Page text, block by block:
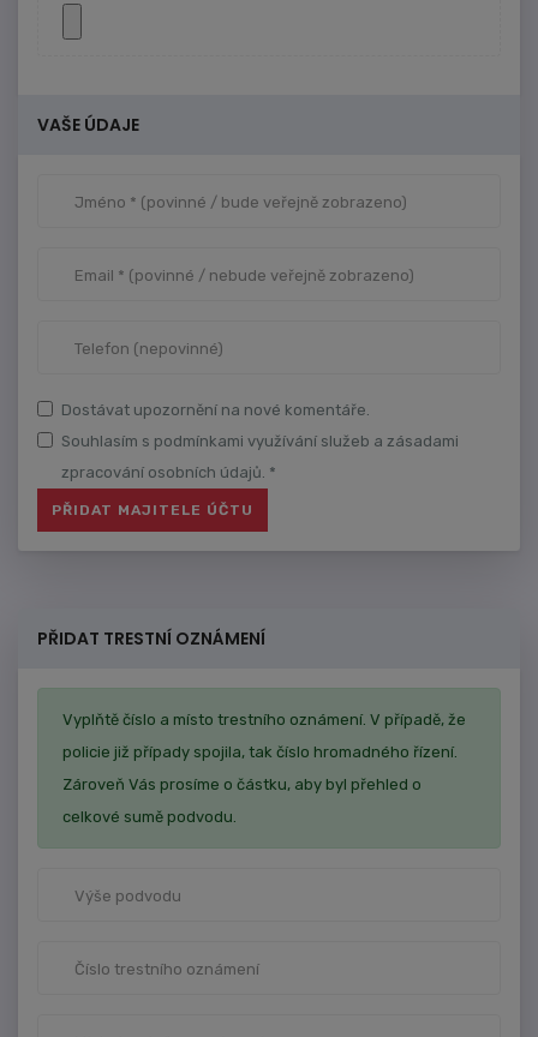
VAŠE ÚDAJE
Dostávat upozornění na nové komentáře.
Souhlasím s podmínkami využívání služeb a zásadami
zpracování osobních údajů. *
PŘIDAT TRESTNÍ OZNÁMENÍ
Vyplňtě číslo a místo trestního oznámení. V případě, že
policie již případy spojila, tak číslo hromadného řízení.
Zároveň Vás prosíme o částku, aby byl přehled o
celkové sumě podvodu.